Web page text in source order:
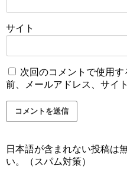
サイト
次回のコメントで使用
前、メールアドレス、サイ
日本語が含まれない投稿は
い。（スパム対策）